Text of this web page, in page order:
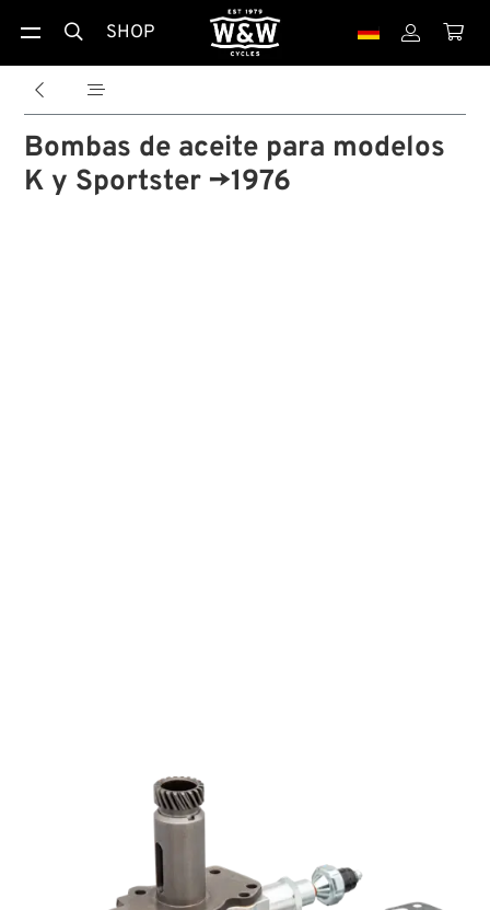
 SHOP  
 
Bombas de aceite para modelos
K y Sportster →1976